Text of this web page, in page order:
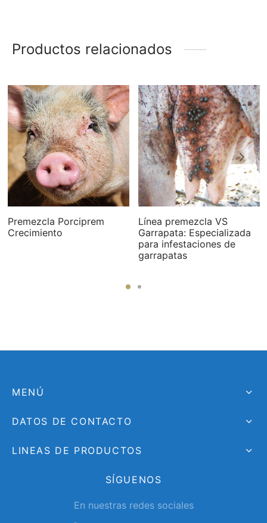
Productos relacionados
Premezcla Porciprem
Crecimiento
Línea premezcla VS
Garrapata: Especializada
para infestaciones de
garrapatas
MENÚ
DATOS DE CONTACTO
LINEAS DE PRODUCTOS
SÍGUENOS
En nuestras redes sociales